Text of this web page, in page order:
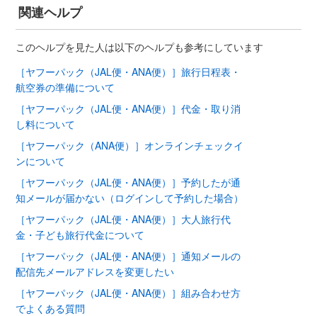
関連ヘルプ
このヘルプを見た人は以下のヘルプも参考にしています
［ヤフーパック（JAL便・ANA便）］旅行日程表・
航空券の準備について
［ヤフーパック（JAL便・ANA便）］代金・取り消
し料について
［ヤフーパック（ANA便）］オンラインチェックイ
ンについて
［ヤフーパック（JAL便・ANA便）］予約したが通
知メールが届かない（ログインして予約した場合）
［ヤフーパック（JAL便・ANA便）］大人旅行代
金・子ども旅行代金について
［ヤフーパック（JAL便・ANA便）］通知メールの
配信先メールアドレスを変更したい
［ヤフーパック（JAL便・ANA便）］組み合わせ方
でよくある質問